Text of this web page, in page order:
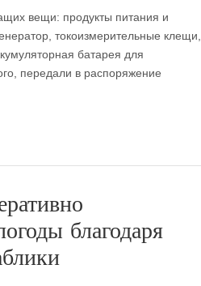
вещи: продукты питания и
токоизмерительные клещи,
батарея для
передали в распоряжение
благодаря